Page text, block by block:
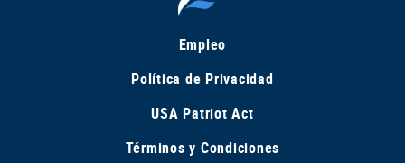
Empleo
Política de Privacidad
USA Patriot Act
Términos y Condiciones